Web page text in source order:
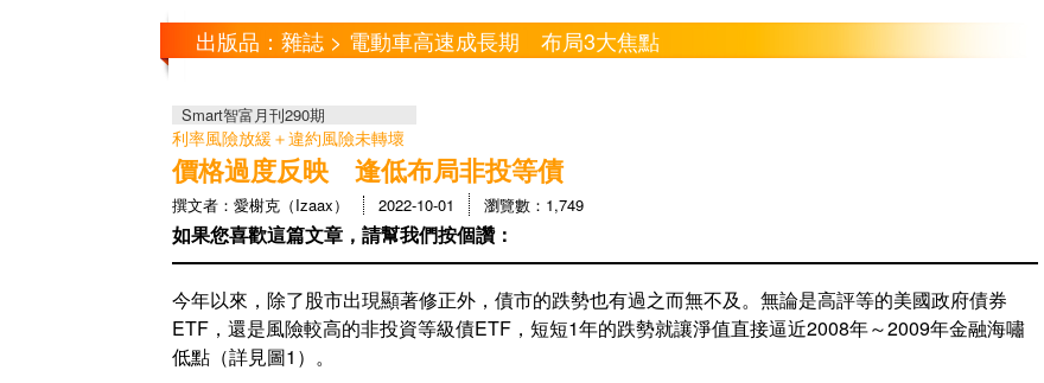
出版品：雜誌 > 電動車高速成長期 布局3大焦點
Smart智富月刊290期
利率風險放緩＋違約風險未轉壞
價格過度反映 逢低布局非投等債
撰文者：愛榭克（Izaax） 2022-10-01 瀏覽數：1,749
如果您喜歡這篇文章，請幫我們按個讚：
今年以來，除了股市出現顯著修正外，債市的跌勢也有過之而無不及。無論是高評等的美國政府債券
ETF，還是風險較高的非投資等級債ETF，短短1年的跌勢就讓淨值直接逼近2008年～2009年金融海嘯
低點（詳見圖1）。